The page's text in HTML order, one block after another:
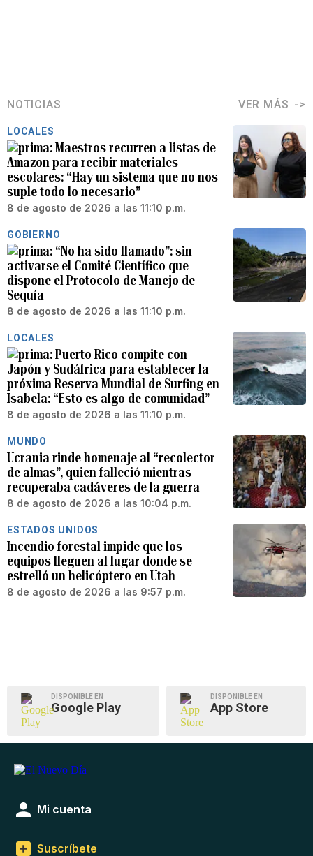
NOTICIAS VER MÁS
LOCALES
Maestros recurren a listas de
Amazon para recibir materiales
escolares: “Hay un sistema que no nos
suple todo lo necesario”
8 de agosto de 2026 a las 11:10 p.m.
GOBIERNO
“No ha sido llamado”: sin
activarse el Comité Científico que
dispone el Protocolo de Manejo de
Sequía
8 de agosto de 2026 a las 11:10 p.m.
LOCALES
Puerto Rico compite con
Japón y Sudáfrica para establecer la
próxima Reserva Mundial de Surfing en
Isabela: “Esto es algo de comunidad”
8 de agosto de 2026 a las 11:10 p.m.
MUNDO
Ucrania rinde homenaje al “recolector
de almas”, quien falleció mientras
recuperaba cadáveres de la guerra
8 de agosto de 2026 a las 10:04 p.m.
ESTADOS UNIDOS
Incendio forestal impide que los
equipos lleguen al lugar donde se
estrelló un helicóptero en Utah
8 de agosto de 2026 a las 9:57 p.m.
DISPONIBLE EN
Google Play
DISPONIBLE EN
App Store
Mi cuenta
Suscríbete